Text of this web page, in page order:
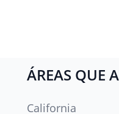
ÁREAS QUE
California